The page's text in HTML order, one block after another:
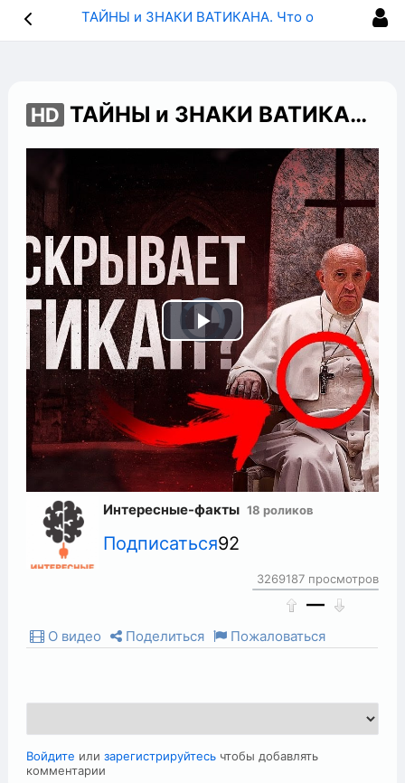
ТАЙНЫ и ЗНАКИ ВАТИКАНА. Что от нас скрывает ПАПА РИМСКИЙ? - Большой Документальный Фильм
HD ТАЙНЫ и ЗНАКИ ВАТИКАНА. Что от нас скрывает ПАПА РИМСКИЙ? - Большой Документальный Фильм
Play
Video
Интересные-факты 18 роликов
Подписаться92
3269187 просмотров
—
О видео Поделиться Пожаловаться
Войдите илизарегистрируйтесь чтобы добавлять
комментарии